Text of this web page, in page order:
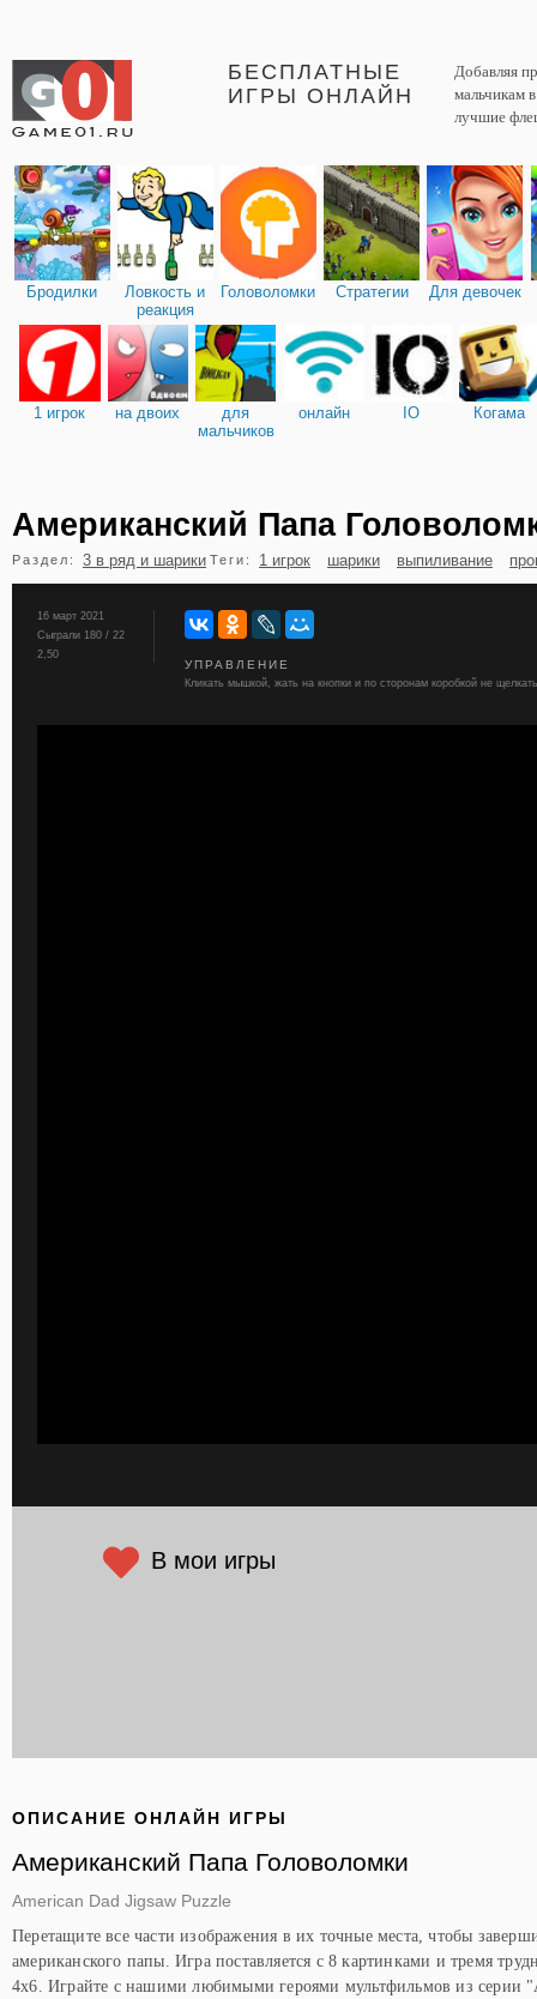
БЕСПЛАТНЫЕ
ИГРЫ ОНЛАЙН
Добавляя
мальчикам
лучшие
Бродилки
Ловкость и
реакция
Головоломки Стратегии Для девочек
1 игрок на двоих
для
мальчиков
онлайн IO Когама
бильярд карты
Американский Папа
Раздел: 3 в ряд и шарики Теги: 1 игрок шарики выпиливание
16 март 2021
Сыграли 180 / 22
2,50
УПРАВЛЕНИЕ
Кликать мышкой, жать на кнопки и по сторонам коробкой не
В мои игры
ОПИСАНИЕ ОНЛАЙН ИГРЫ
Американский Папа Головоломки
American Dad Jigsaw Puzzle
Перетащите все части изображения в их точные места, чтобы
американского папы. Игра поставляется с 8 картинками и тремя
4x6. Играйте с нашими любимыми героями мультфильмов из серии